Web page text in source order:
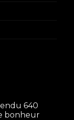
640
bonheur